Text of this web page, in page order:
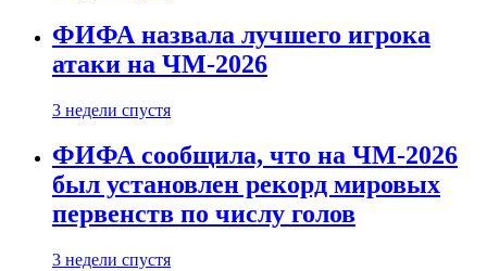
ФИФА назвала лучшего игрока
атаки на ЧМ-2026
3 недели спустя
ФИФА сообщила, что на ЧМ-2026
был установлен рекорд мировых
первенств по числу голов
3 недели спустя